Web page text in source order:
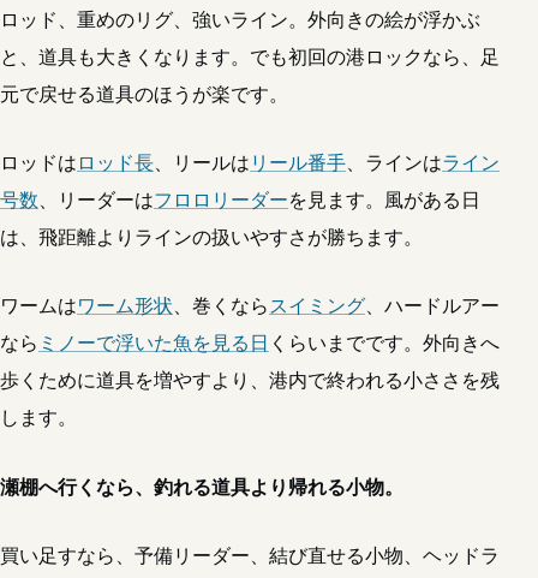
ロッド、重めのリグ、強いライン。外向きの絵が浮かぶ
と、道具も大きくなります。でも初回の港ロックなら、足
元で戻せる道具のほうが楽です。
ロッドはロッド長、リールはリール番手、ラインはライン
号数、リーダーはフロロリーダーを見ます。風がある日
は、飛距離よりラインの扱いやすさが勝ちます。
ワームはワーム形状、巻くならスイミング、ハードルアー
なら ミノーで浮いた魚を見る日 くらいまでです。外向きへ
歩くために道具を増やすより、港内で終われる小ささを残
します。
瀬棚へ行くなら、釣れる道具より帰れる小物。
買い足すなら、予備リーダー、結び直せる小物、ヘッドラ